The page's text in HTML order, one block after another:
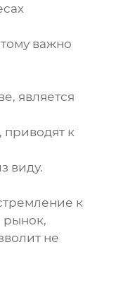
важно
является
приводят к
виду.
к
рынок,
не